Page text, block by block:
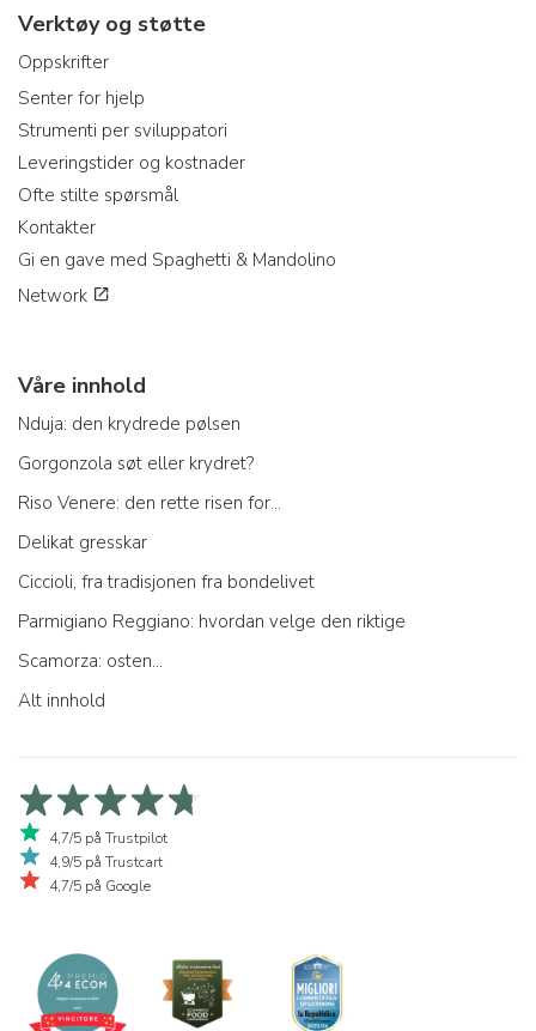
Verktøy og støtte
Oppskrifter
Senter for hjelp
Strumenti per sviluppatori
Leveringstider og kostnader
Ofte stilte spørsmål
Kontakter
Gi en gave med Spaghetti & Mandolino
Network
Våre innhold
Nduja: den krydrede pølsen
Gorgonzola søt eller krydret?
Riso Venere: den rette risen for...
Delikat gresskar
Ciccioli, fra tradisjonen fra bondelivet
Parmigiano Reggiano: hvordan velge den riktige
Scamorza: osten...
Alt innhold
4,7/5 på Trustpilot
4,9/5 på Trustcart
4,7/5 på Google